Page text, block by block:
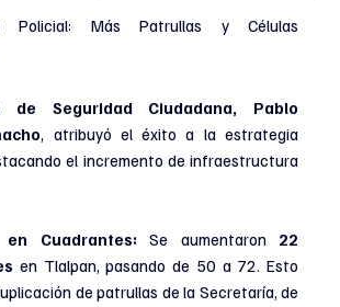
Policial: Más Patrullas y Células
de Seguridad Ciudadana, Pablo
, atribuyó el éxito a la estrategia
el incremento de infraestructura
en Cuadrantes: Se aumentaron 22
en Tlalpan, pasando de 50 a 72. Esto
de patrullas de la Secretaría, de